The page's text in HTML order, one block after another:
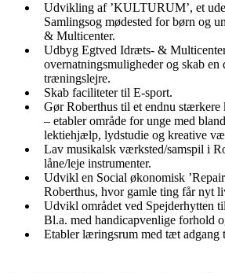
Udvikling af ’KULTURUM’, et
Samlingsog mødested for børn og
& Multicenter.
Udbyg Egtved Idræts- &
overnatningsmuligheder og skab en
træningslejre.
Skab faciliteter til E-sport.
Gør Roberthus til et endnu
– etabler område for unge med
lektiehjælp, lydstudie og kreative
Lav musikalsk værksted/samspil i
låne/leje instrumenter.
Udvikl en Social økonomisk
Roberthus, hvor gamle ting får nyt
Udvikl området ved Spejderhytten
Bl.a. med handicapvenlige forhold
Etabler læringsrum med tæt adgang